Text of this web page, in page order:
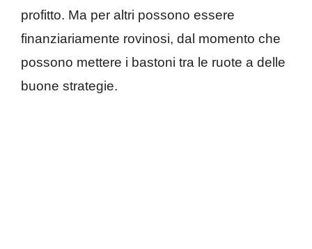
profitto. Ma per altri possono essere
finanziariamente rovinosi, dal momento che
possono mettere i bastoni tra le ruote a delle
buone strategie.